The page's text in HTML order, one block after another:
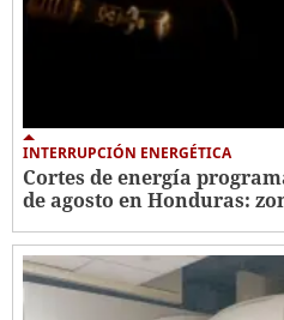
INTERRUPCIÓN ENERGÉTICA
Cortes de energía
de agosto en Honduras: